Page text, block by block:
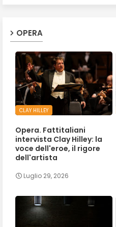
OPERA
CLAY HILLEY
Opera. Fattitaliani
intervista Clay Hilley: la
voce dell'eroe, il rigore
dell'artista
Luglio 29, 2026